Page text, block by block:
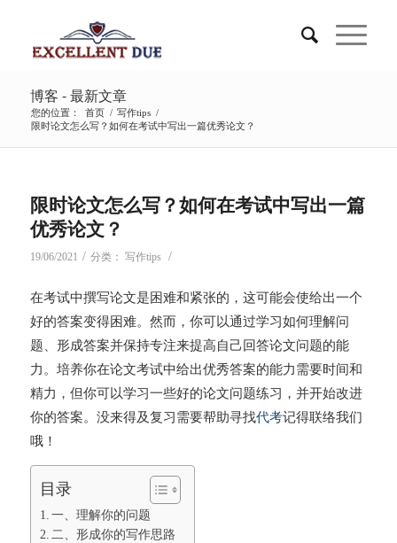
博客 - 最新文章
您的位置： 首页 / 写作tips /
限时论文怎么写？如何在考试中写出一篇优秀论文？
限时论文怎么写？如何在考试中写出一篇
优秀论文？
19/06/2021 / 分类： 写作tips /
在考试中撰写论文是困难和紧张的，这可能会使给出一个
好的答案变得困难。然而，你可以通过学习如何理解问
题、形成答案并保持专注来提高自己回答论文问题的能
力。培养你在论文考试中给出优秀答案的能力需要时间和
精力，但你可以学习一些好的论文问题练习，并开始改进
你的答案。没来得及复习需要帮助寻找代考记得联络我们
哦！
目录
一、理解你的问题
二、形成你的写作思路